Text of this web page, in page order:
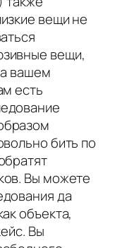
вещи не
вещи,
вашем
есть
бить по
Вы можете
да
объекта,
Вы